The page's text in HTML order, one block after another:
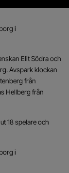
i
Elit Södra och
Avspark klockan
från
Hellberg från
18 spelare och
i